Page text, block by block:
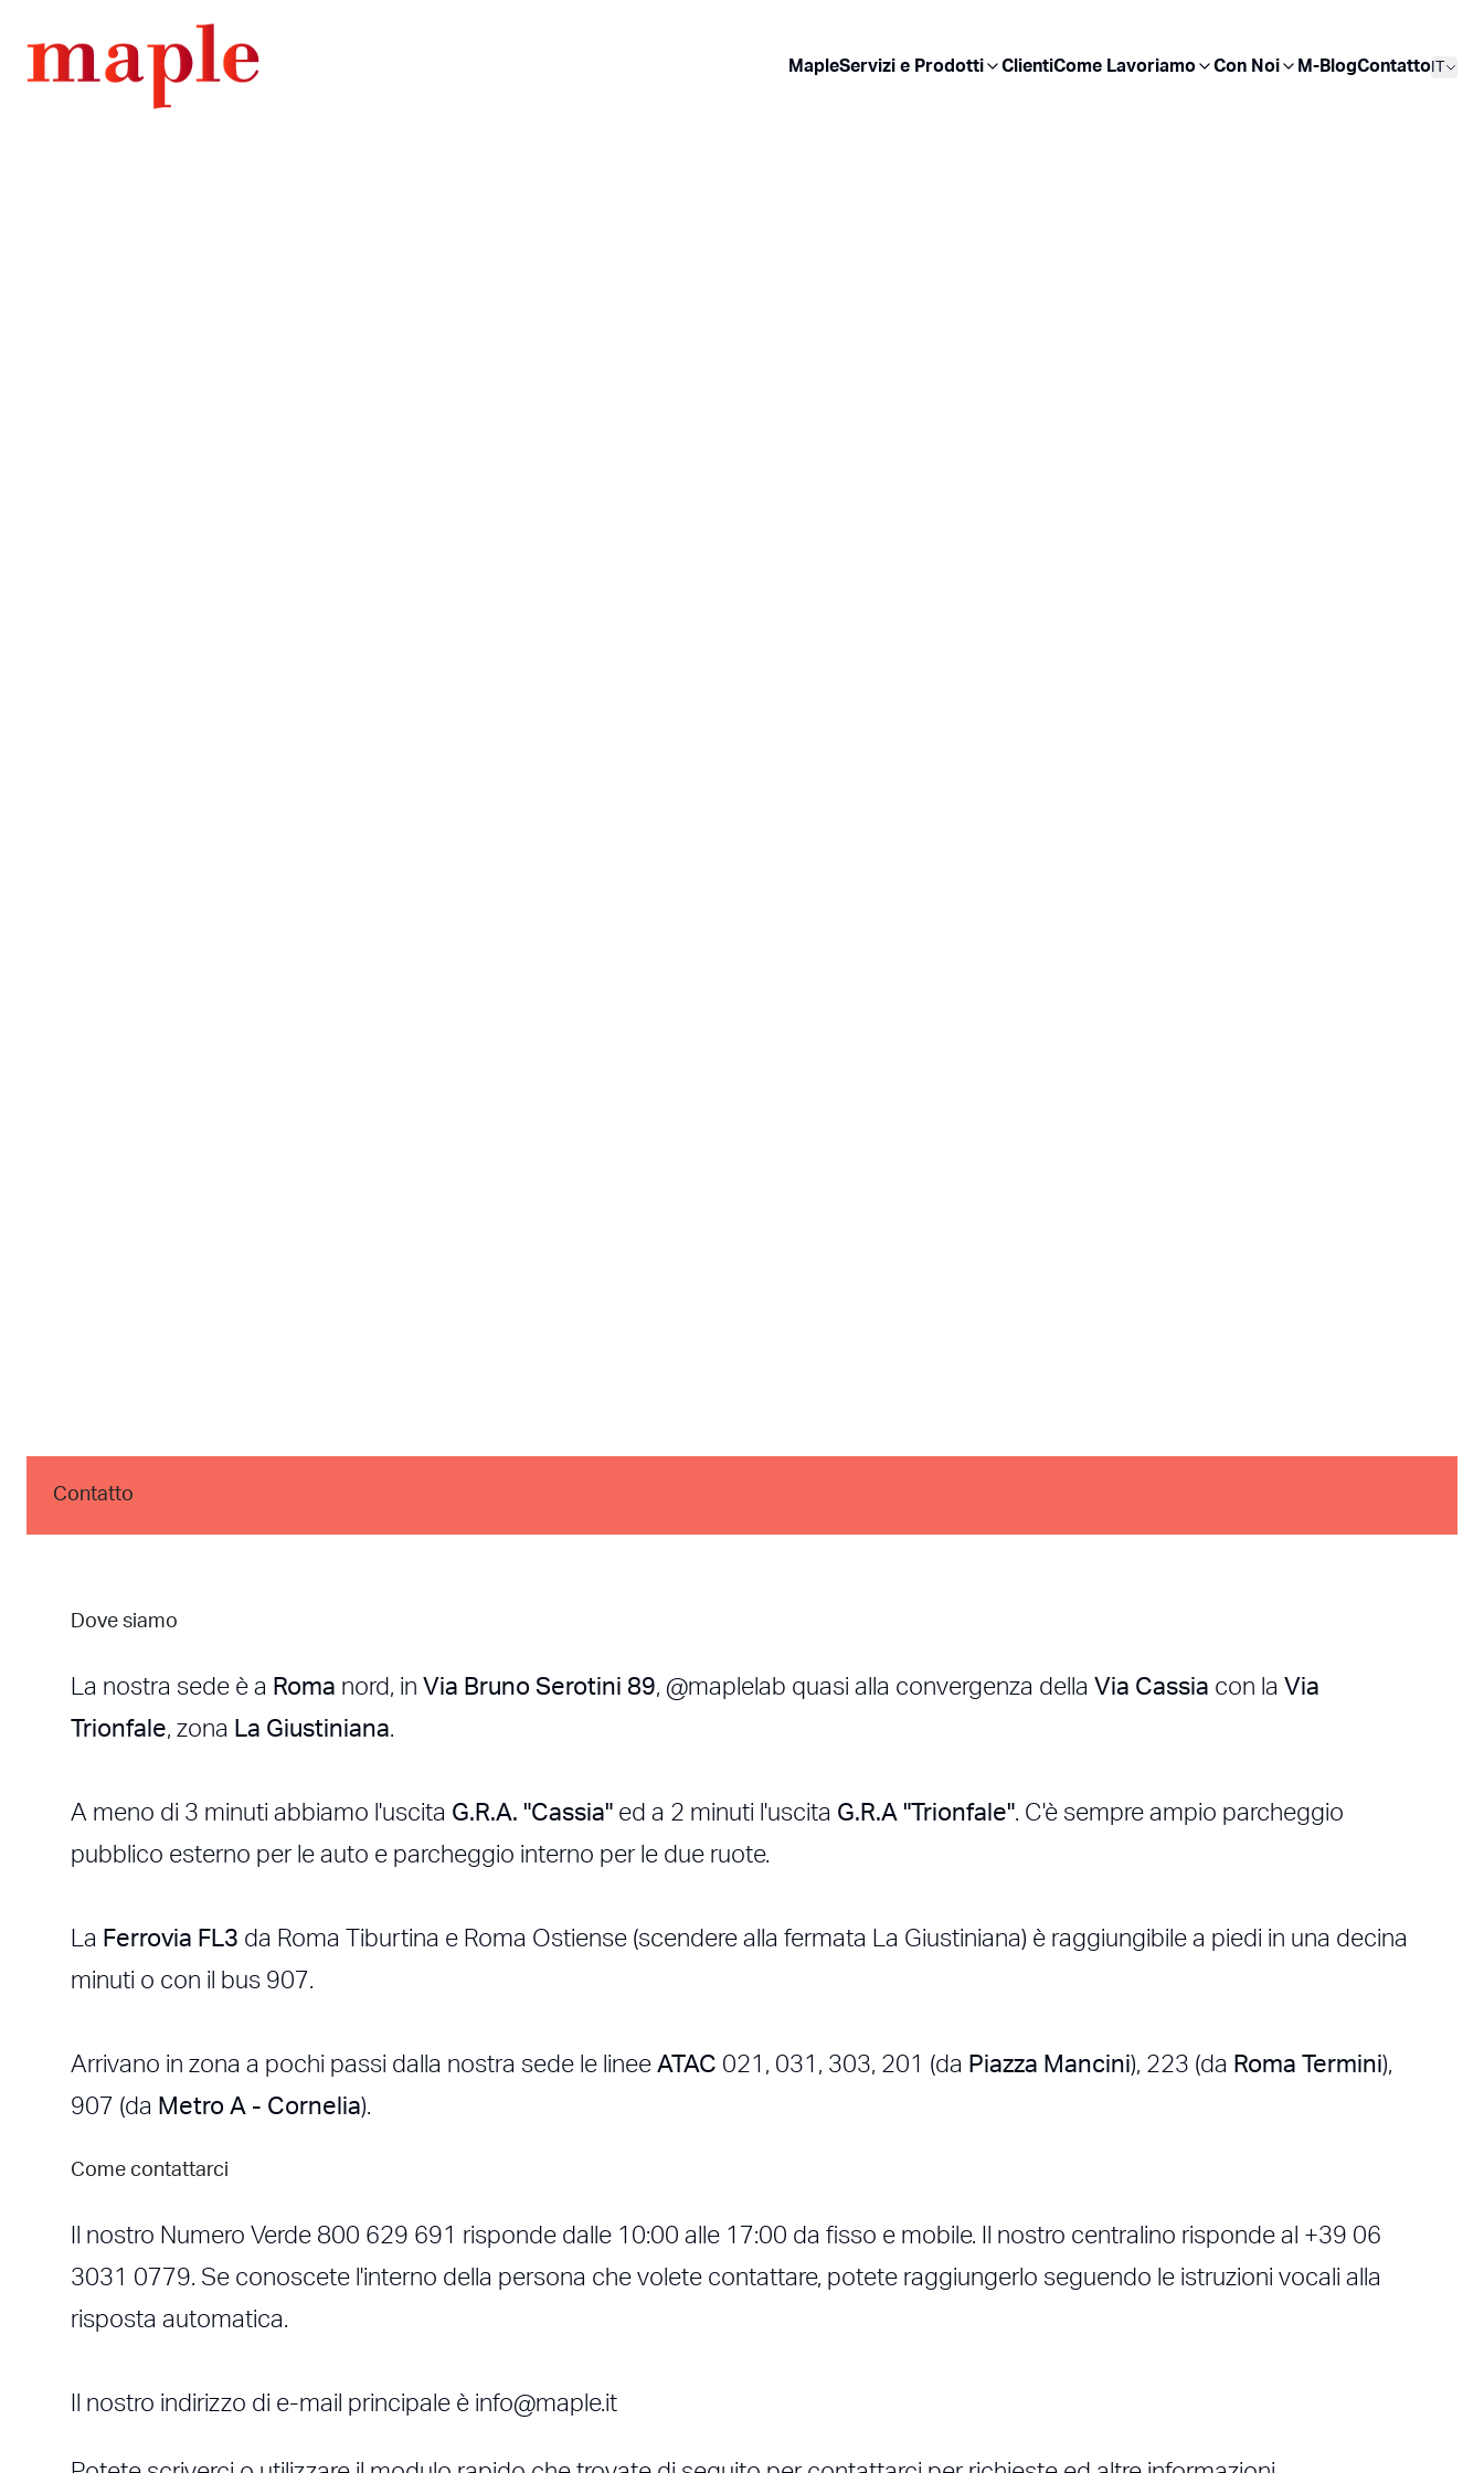
MapleServizi e Prodotti ClientiCome Lavoriamo Con Noi M-BlogContatto
Contatto
Dove siamo
La nostra sede è a Roma nord, in Via Bruno Serotini 89, @maplelab quasi alla convergenza della Via Cassia con la Via
Trionfale, zona La Giustiniana.
A meno di 3 minuti abbiamo l'uscita G.R.A. "Cassia" ed a 2 minuti l'uscita G.R.A "Trionfale". C'è sempre ampio parcheggio
pubblico esterno per le auto e parcheggio interno per le due ruote.
La Ferrovia FL3 da Roma Tiburtina e Roma Ostiense (scendere alla fermata La Giustiniana) è raggiungibile a piedi in una decina
minuti o con il bus 907.
Arrivano in zona a pochi passi dalla nostra sede le linee ATAC 021, 031, 303, 201 (da Piazza Mancini), 223 (da Roma Termini),
907 (da Metro A - Cornelia).
Come contattarci
Il nostro Numero Verde 800 629 691 risponde dalle 10:00 alle 17:00 da fisso e mobile. Il nostro centralino risponde al +39 06
3031 0779. Se conoscete l'interno della persona che volete contattare, potete raggiungerlo seguendo le istruzioni vocali alla
risposta automatica.
Il nostro indirizzo di e-mail principale è info@maple.it